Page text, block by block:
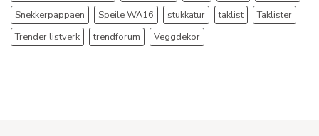
Snekkerpappaen
Speile WA16 stukkatur taklist
Taklister
Trender listverk
trendforum Veggdekor